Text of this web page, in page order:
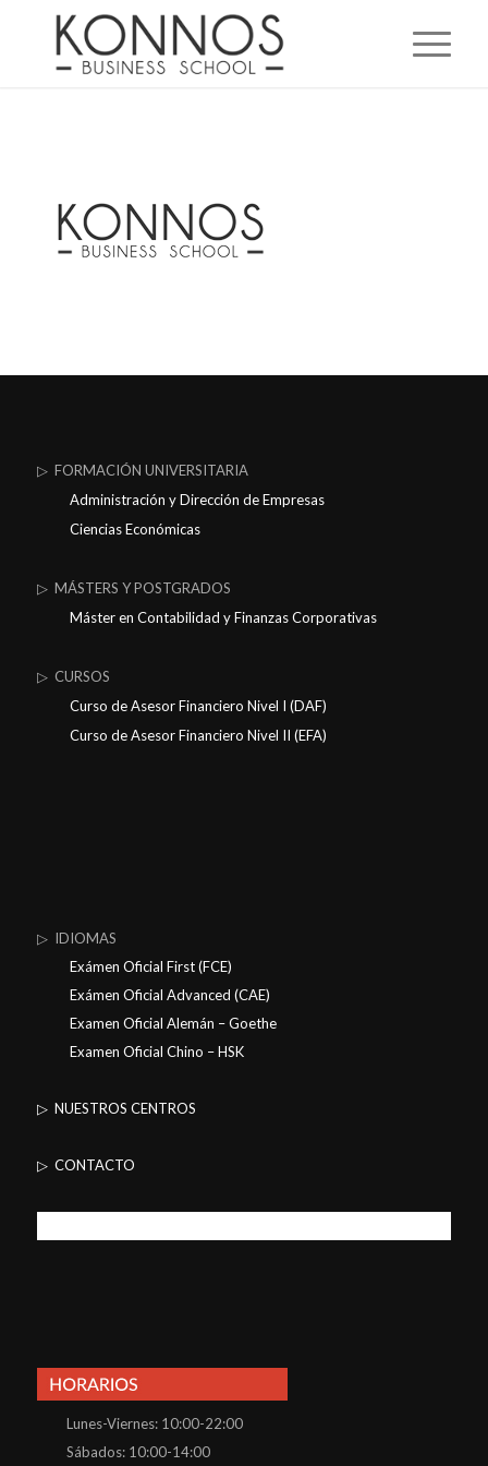
▷ FORMACIÓN UNIVERSITARIA
Administración y Dirección de Empresas
Ciencias Económicas
▷ MÁSTERS Y POSTGRADOS
Máster en Contabilidad y Finanzas Corporativas
▷ CURSOS
Curso de Asesor Financiero Nivel I (DAF)
Curso de Asesor Financiero Nivel II (EFA)
▷ IDIOMAS
Exámen Oficial First (FCE)
Exámen Oficial Advanced (CAE)
Examen Oficial Alemán – Goethe
Examen Oficial Chino – HSK
▷ NUESTROS CENTROS
▷ CONTACTO
Lunes-Viernes: 10:00-22:00
Sábados: 10:00-14:00